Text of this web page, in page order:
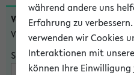
Veranstaltungen , bei
Veranstaltungsorte
Suche:
während andere uns
Erfahrung zu
verwenden wir Cookies
Interaktionen mit
können Ihre